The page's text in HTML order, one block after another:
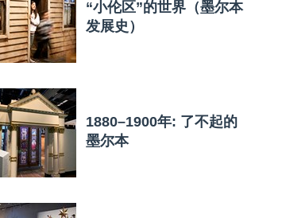
“小伦区”的世界（墨尔本
发展史）
1880–1900年: 了不起的
墨尔本